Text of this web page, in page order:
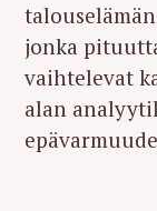
jonka
vaihtelevat
alan